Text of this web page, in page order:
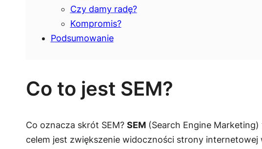
Czy damy radę?
Kompromis?
Podsumowanie
Co to jest SEM?
Co oznacza skrót SEM? SEM(Search Engine
celem jest zwiększenie widoczności strony internetowej